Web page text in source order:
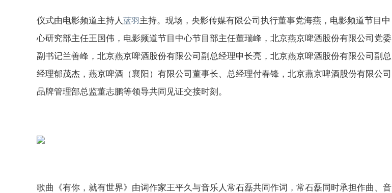
仪式由电影频道主持人蓝羽 主持。现场，央影传媒有限公司执行董事党海燕，电影频道节目中
心研究部主任王国伟，电影频道节目中心节目部主任董瑞峰，北京燕京啤酒股份有限公司党委
副书记兰善峰，北京燕京啤酒股份有限公司副总经理申长亮，北京燕京啤酒股份有限公司副总
经理郁茂杰，燕京啤酒（襄阳）有限公司董事长、总经理付春锋，北京燕京啤酒股份有限公司
品牌管理部总监董志鹏等领导共同见证交接时刻。
歌曲《有你，就有世界》由词作家王平久与音乐人常石磊共同作词，常石磊同时承担作曲、音